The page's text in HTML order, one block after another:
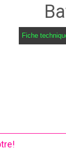
Fiche